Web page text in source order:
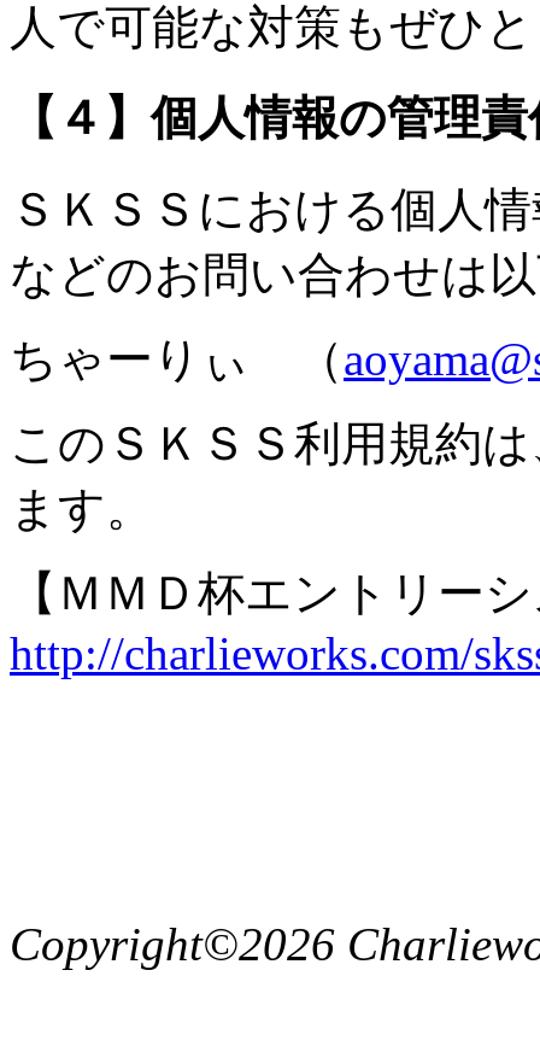
人で可能な対策もぜひ
【４】個人情報の管理
ＳＫＳＳにおける個人
などのお問い合わせは
ちゃーりぃ （
このＳＫＳＳ利用規約
ます。
【ＭＭＤ杯エントリ
http://charlieworks.com/
Copyright©2026